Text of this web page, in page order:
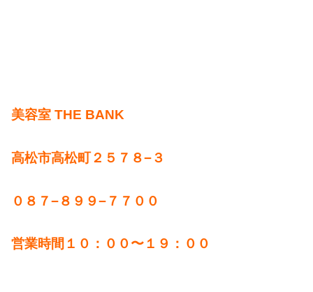
美容室 THE BANK
高松市高松町２５７８−３
０８７−８９９−７７００
営業時間１０：００〜１９：００